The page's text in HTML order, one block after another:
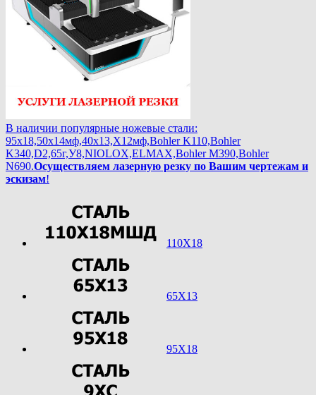
В наличии популярные ножевые стали:
95х18,50х14мф,40х13,Х12мф,Bohler K110,Bohler
K340,D2,65г,У8,NIOLOX,ELMAX,Bohler М390,Bohler
N690.Осуществляем лазерную резку по Вашим чертежам и
эскизам!
110Х18
65Х13
95Х18